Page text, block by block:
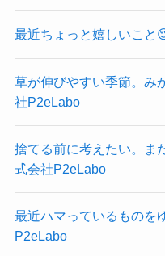
最近ちょっと嬉しいこ
草が伸びやすい季節。
社P2eLabo
捨てる前に考えたい。
式会社P2eLabo
最近ハマっているもの
P2eLabo